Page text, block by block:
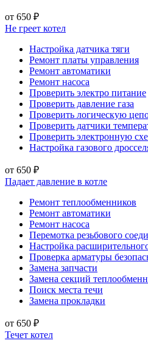
от 650 ₽
Не греет котел
Настройка датчика тяги
Ремонт платы управления
Ремонт автоматики
Ремонт насоса
Проверить электро питание
Проверить давление газа
Проверить логическую
Проверить датчики
Проверить электронную
Настройка газового
от 650 ₽
Падает давление в котле
Ремонт теплообменников
Ремонт автоматики
Ремонт насоса
Перемотка резьбового
Настройка
Проверка арматуры
Замена запчасти
Замена секций
Поиск места течи
Замена прокладки
от 650 ₽
Течет котел